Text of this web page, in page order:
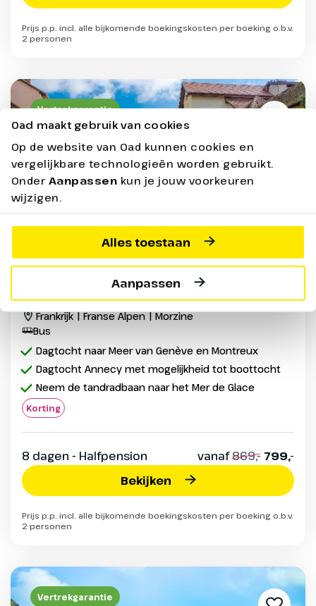
Oad maakt gebruik van cookies
Op de website van Oad kunnen cookies en
vergelijkbare technologieën worden gebruikt.
Onder Aanpassen kun je jouw voorkeuren
wijzigen.
Alles toestaan
Aanpassen
Prijs p.p. incl. alle bijkomende boekingskosten per boeking o.b.v.
2 personen
Vertrekgarantie
Busreis Franse Alpen & het Meer
Frankrijk | Franse Alpen | Morzine
Bus
Dagtocht naar Meer van Genève en Montreux
Dagtocht Annecy met mogelijkheid tot boottocht
Neem de tandradbaan naar het Mer de Glace
Korting
8 dagen - Halfpension vanaf869,- 799,-
Bekijken
Prijs p.p. incl. alle bijkomende boekingskosten per boeking o.b.v.
2 personen
Vertrekgarantie